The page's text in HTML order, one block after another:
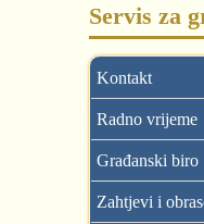
Servis za
Kontakt
Radno vrijeme
Građanski biro
Zahtjevi i